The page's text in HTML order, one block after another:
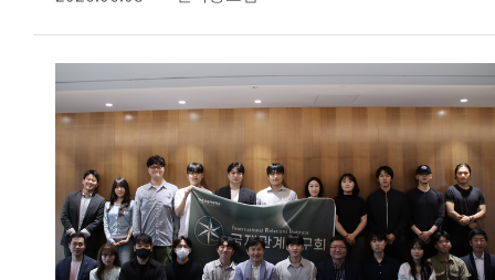
우수한 평가를 받았다.팀장 이유준 학생은 일회성 측정에
그치던 국가 체력 인증 데이터에 실시간 스마트워치 생체
신호를 결합함으로써, 365일 실시간으로 안전벨트를 매고
운동하는 듯한 디지털 예방 의학 솔루션 을 구현하고자 했다 고
강조하며, 앞으로 제조사별 API 데이터 정규화 과정을 더욱
고도화하고, 향후 실제 공공 인프라 및 보험 산업(인슈어테크)
과의 연동 융합 연구를 통해 전 국민이 안전하게 국가 표준 체력
레오를 상대로 조 1위를 기록하며 16강에 진출했다.이후
16강에서는 육군사관학교 사커라이온을, 8강에서는
한림대학교 사이다를 차례로 꺾고 4강에 올랐다. 준결승에서는
서울시립대학교 AZURE와 맞붙어 선전한 끝에 공동 3위로
대회를 마무리했다.이번 대회는 전국 대학 축구 동아리와 학회
팀들이 참가하는 대학 클럽 축구대회로, 아이웨이는 이번
성과를 통해 전국 무대에서 경쟁력을 입증했다.
글로벌스포츠산업학부 축구학회 아이웨이는 학부 재학생들로
구성된 축구 학회로, 교내외 각종 대회와 교류전에 참가하며